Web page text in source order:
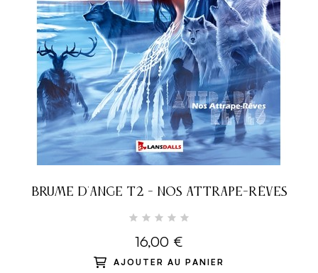
BRUME D'ANGE T2 - NOS ATTRAPE-RÊVES
16,00 €
AJOUTER AU PANIER